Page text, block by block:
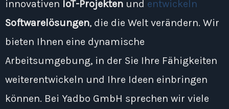
innovativen IoT-Projekten und entwickeln
Softwarelösungen, die die Welt verändern. Wir
bieten Ihnen eine dynamische
Arbeitsumgebung, in der Sie Ihre Fähigkeiten
weiterentwickeln und Ihre Ideen einbringen
können. Bei Yadbo GmbH sprechen wir viele